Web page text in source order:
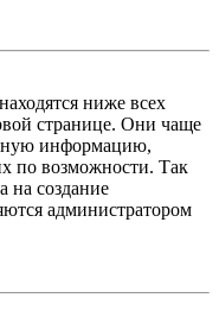
ниже всех
странице. Они чаще
информацию,
по возможности. Так
на создание
администратором